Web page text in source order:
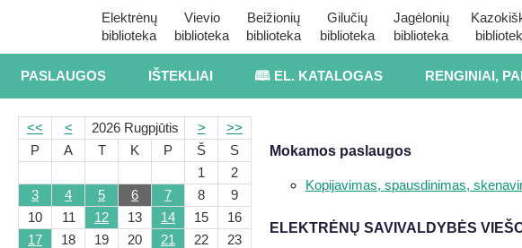
Elektrėnų
biblioteka
Vievio
biblioteka
Beižionių
biblioteka
Gilučių
biblioteka
Jagėlonių
biblioteka
PASLAUGOS IŠTEKLIAI 🕮 EL. KATALOGAS RENGINIAI,
<< < 2026 Rugpjūtis >
>>
P
A T K P Š
S
1
2
3
4 5 6 7 8
9
10
11 12 13 14 15
16
17
18 19 20 21 22
23
Mokamos paslaugos
Kopijavimas, spausdinimas,
ELEKTRĖNŲ SAVIVALDYBĖS